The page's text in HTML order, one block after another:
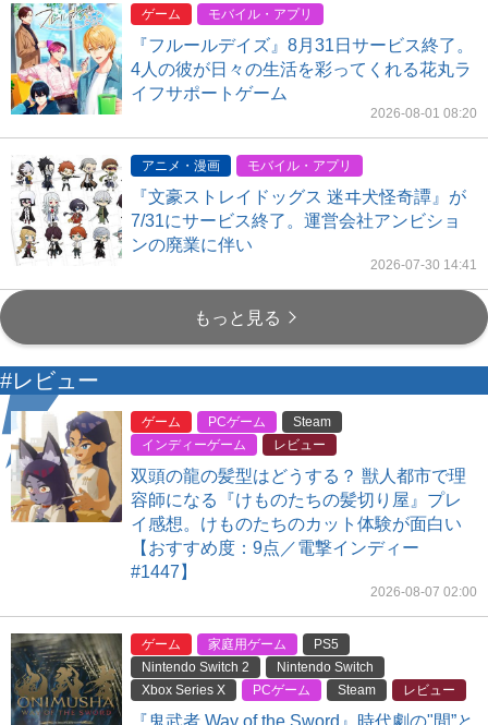
ゲーム モバイル・アプリ
『フルールデイズ』8月31日サービス終了。
4人の彼が日々の生活を彩ってくれる花丸ラ
イフサポートゲーム
2026-08-01 08:20
アニメ・漫画 モバイル・アプリ
『文豪ストレイドッグス 迷ヰ犬怪奇譚』が
7/31にサービス終了。運営会社アンビショ
ンの廃業に伴い
2026-07-30 14:41
もっと見る
#レビュー
ゲーム PCゲーム
Steam
インディーゲーム
レビュー
双頭の龍の髪型はどうする？ 獣人都市で理
容師になる『けものたちの髪切り屋』プレ
イ感想。けものたちのカット体験が面白い
【おすすめ度：9点／電撃インディー
#1447】
2026-08-07 02:00
ゲーム 家庭用ゲーム
PS5
Nintendo Switch 2
Nintendo Switch
Xbox Series X
PCゲーム Steam レビュー
『鬼武者 Way of the Sword』時代劇の"間”と